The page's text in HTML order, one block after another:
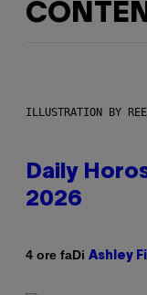
ILLUSTRATION BY
Daily
2026
4 ore faDi Ashley